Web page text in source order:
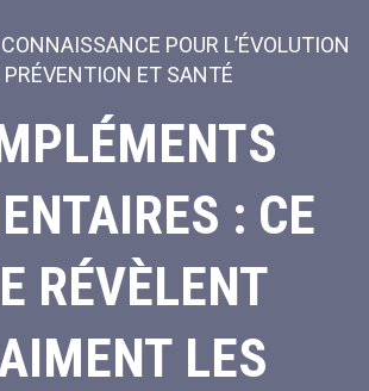
POUR L’ÉVOLUTION
PRÉVENTION ET SANTÉ
: CE
RÉVÈLENT
LES